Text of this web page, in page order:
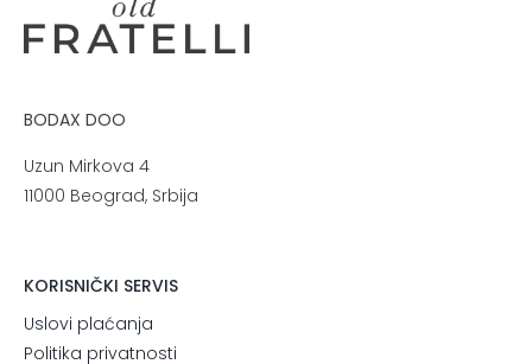
BODAX DOO
Uzun Mirkova 4
11000 Beograd, Srbija
KORISNIČKI SERVIS
Uslovi plaćanja
Politika privatnosti